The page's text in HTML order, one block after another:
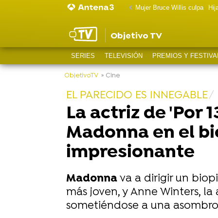
Mujer Bruce Willis culpa
Objetivo TV
SERIES TELEVISIÓN PREMIOS Y
ObjetivoTV » Cine
EL PARECIDO ES INNEGABLE
La actriz de 'Por
Madonna en el
impresionante
Madonnava a dirigir un
más joven, y Anne Winters,
sometiéndose a una